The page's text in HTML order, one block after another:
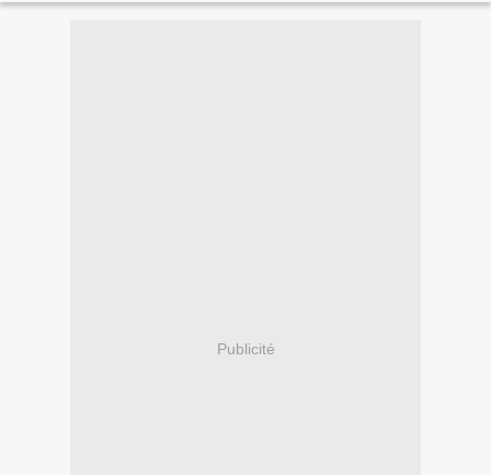
Publicité